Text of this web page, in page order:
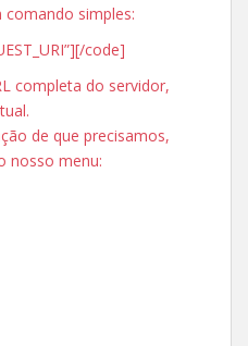
simples:
code]
completa do servidor,
de que precisamos,
nosso menu: